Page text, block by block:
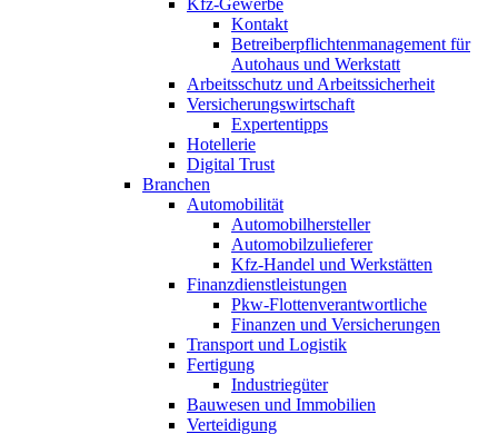
Kontakt
Betreiberpflichtenmanagement für
Autohaus und Werkstatt
Arbeitsschutz und Arbeitssicherheit
Versicherungswirtschaft
Expertentipps
Hotellerie
Digital Trust
Branchen
Automobilität
Automobilhersteller
Automobilzulieferer
Kfz-Handel und Werkstätten
Finanzdienstleistungen
Pkw‑Flottenverantwortliche
Finanzen und Versicherungen
Transport und Logistik
Fertigung
Industriegüter
Bauwesen und Immobilien
Verteidigung